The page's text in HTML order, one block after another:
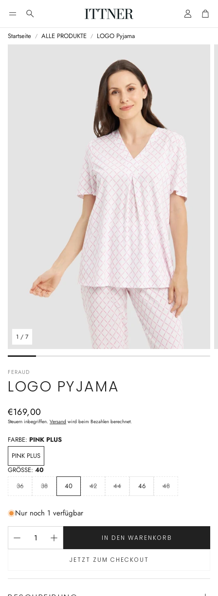
Suche AccountCart
Startseite ALLE PRODUKTE LOGO Pyjama
1 / 7
FERAUD
LOGO PYJAMA
Normaler
Preis
€169,00
Steuern inbegriffen. Versand wird beim Bezahlen berechnet.
FARBE: PINK PLUS
PINK PLUS
GRÖSSE: 40
36
38 40 42 44 46 48
Nur noch 1 verfügbar
IN DEN WARENKORB
JETZT ZUM CHECKOUT